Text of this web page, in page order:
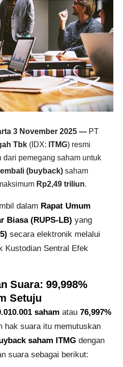
3 November 2025 — PT
Tbk (IDX: ITMG) resmi
dari pemegang saham untuk
(buyback) saham
Rp2,49 triliun.
dalam Rapat Umum
Biasa (RUPS-LB) yang
secara elektronik melalui
Kustodian Sentral Efek
Suara: 99,998%
Setuju
saham atau 76,997%
hak suara itu memutuskan
saham ITMG dengan
suara sebagai berikut: